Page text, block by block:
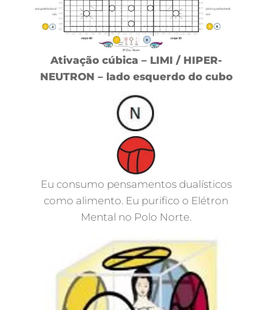
Ativação cúbica – LIMI / HIPER-
NEUTRON – lado esquerdo do cubo
Eu consumo pensamentos dualísticos
como alimento. Eu purifico o Elétron
Mental no Polo Norte.